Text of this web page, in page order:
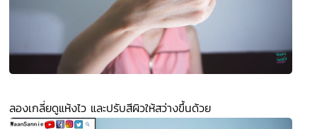
ลองเกลี่ยดูแห้งไว และปรับสีผิวให้สว่างขึ้นด้วย